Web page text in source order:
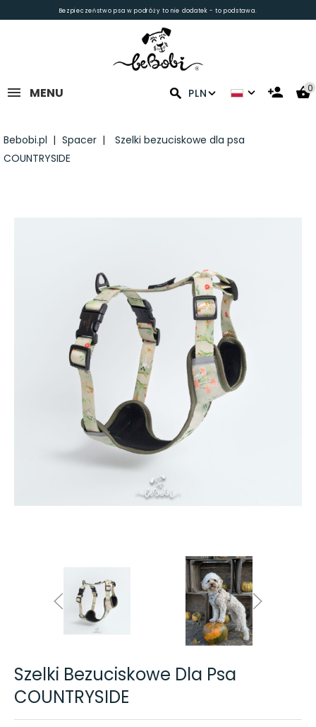
Bezpieczeństwo psa w podróży to nie dodatek - to podstawa.
0
PLN
MENU
Bebobi.pl Spacer
Szelki bezuciskowe dla psa
COUNTRYSIDE
Szelki Bezuciskowe Dla Psa
COUNTRYSIDE